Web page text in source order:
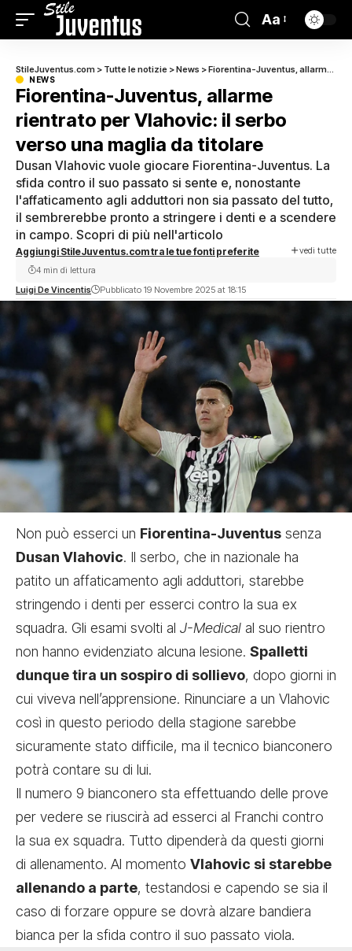
Aa
StileJuventus.com > Tutte le notizie >News >Fiorentina-Juventus, allarme rientrato per Vlahovic: il serbo verso una maglia da titolare
NEWS
Fiorentina-Juventus, allarme
rientrato per Vlahovic: il serbo
verso una maglia da titolare
Dusan Vlahovic vuole giocare Fiorentina-Juventus. La
sfida contro il suo passato si sente e, nonostante
l'affaticamento agli adduttori non sia passato del tutto,
il sembrerebbe pronto a stringere i denti e a scendere
in campo. Scopri di più nell'articolo
Aggiungi StileJuventus.com tra le tue fonti preferite vedi tutte
Luigi De Vincentis Pubblicato 19 Novembre 2025 at 18:15
4 min di lettura
Non può esserci un Fiorentina-Juventus senza
Dusan Vlahovic. Il serbo, che in nazionale ha
patito un affaticamento agli adduttori, starebbe
stringendo i denti per esserci contro la sua ex
squadra. Gli esami svolti al J-Medical al suo rientro
non hanno evidenziato alcuna lesione. Spalletti
dunque tira un sospiro di sollievo, dopo giorni in
cui viveva nell’apprensione. Rinunciare a un Vlahovic
così in questo periodo della stagione sarebbe
sicuramente stato difficile, ma il tecnico bianconero
potrà contare su di lui.
Il numero 9 bianconero sta effettuando delle prove
per vedere se riuscirà ad esserci al Franchi contro
la sua ex squadra. Tutto dipenderà da questi giorni
di allenamento. Al momento Vlahovic si starebbe
allenando a parte, testandosi e capendo se sia il
caso di forzare oppure se dovrà alzare bandiera
bianca per la sfida contro il suo passato viola.